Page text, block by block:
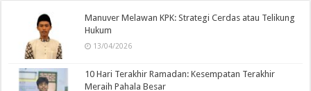
Manuver Melawan KPK: Strategi Cerdas atau Telikung
Hukum
13/04/2026
10 Hari Terakhir Ramadan: Kesempatan Terakhir
Meraih Pahala Besar